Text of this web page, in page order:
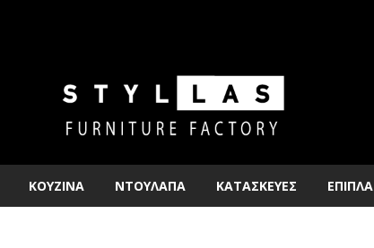
ΚΟΥΖΙΝΑ ΝΤΟΥΛΑΠΑ ΚΑΤΑΣΚΕΥΕΣ ΕΠΙΠΛΑ